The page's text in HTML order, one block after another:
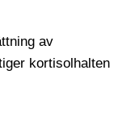
av
kortisolhalten